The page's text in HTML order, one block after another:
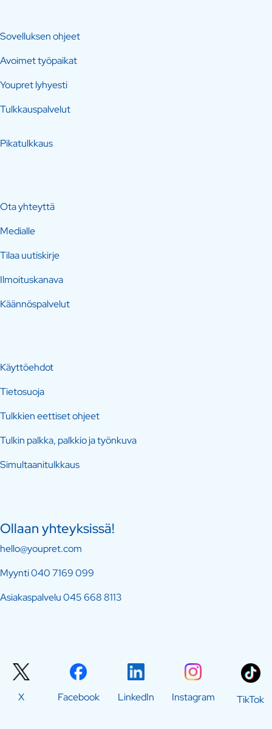
Sovelluksen ohjeet
Avoimet työpaikat
Youpret lyhyesti
Tulkkauspalvelut
Pikatulkkaus
Ota yhteyttä
Medialle
Tilaa uutiskirje
Ilmoituskanava
Käännöspalvelut
Käyttöehdot
Tietosuoja
Tulkkien eettiset ohjeet
Tulkin palkka, palkkio ja työnkuva
Simultaanitulkkaus
Ollaan yhteyksissä!
hello@youpret.com
Myynti040 7169 099
Asiakaspalvelu045 668 8113
X Facebook LinkedIn Instagram TikTok